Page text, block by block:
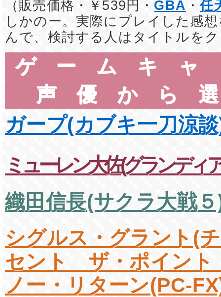
（販売価格・￥539円・ GBA ・任
しかのー。実際にプレイした感
んで、検討する人はタイトルを
ゲームキ
声優から
ガープ(カブキ一刀涼
ミューレン大佐(グランディ
織田信長(サクラ大戦
シグルス・グラント(
セント ザ・ポイント
ノー・リターン(PC-